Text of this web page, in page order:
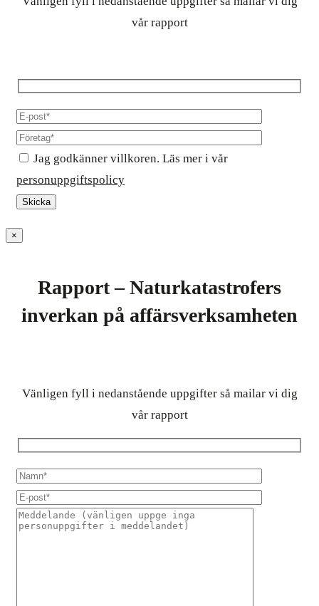
vår rapport
Jag godkänner villkoren. Läs mer i vår
personuppgiftspolicy
×
Rapport – Naturkatastrofers
inverkan på affärsverksamheten
Vänligen fyll i nedanstående uppgifter så mailar vi dig
vår rapport